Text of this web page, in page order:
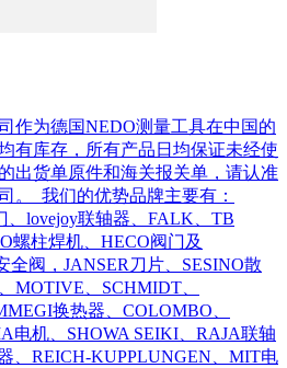
作为德国NEDO测量工具在中国的
有库存，所有产品日均保证未经使
出货单原件和海关报关单，请认准
。 我们的优势品牌主要有：
、lovejoy联轴器、FALK、TB
螺柱焊机、HECO阀门及
全阀，JANSER刀片、SESINO散
MOTIVE、SCHMIDT、
换热器、COLOMBO、
电机、SHOWA SEIKI、RAJA联轴
、REICH-KUPPLUNGEN、MIT电